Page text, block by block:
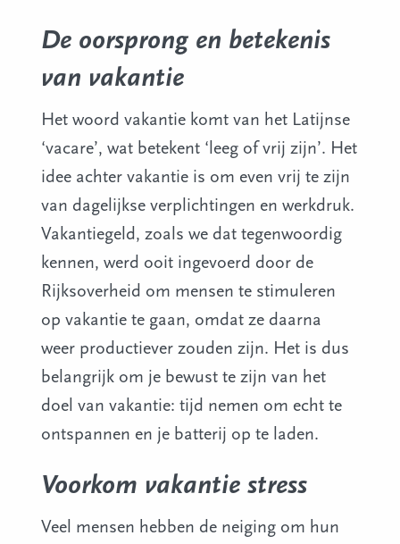
De oorsprong en betekenis
van vakantie
Het woord vakantie komt van het Latijnse
‘vacare’, wat betekent ‘leeg of vrij zijn’. Het
idee achter vakantie is om even vrij te zijn
van dagelijkse verplichtingen en werkdruk.
Vakantiegeld, zoals we dat tegenwoordig
kennen, werd ooit ingevoerd door de
Rijksoverheid om mensen te stimuleren
op vakantie te gaan, omdat ze daarna
weer productiever zouden zijn. Het is dus
belangrijk om je bewust te zijn van het
doel van vakantie: tijd nemen om echt te
ontspannen en je batterij op te laden.
Voorkom vakantie stress
Veel mensen hebben de neiging om hun